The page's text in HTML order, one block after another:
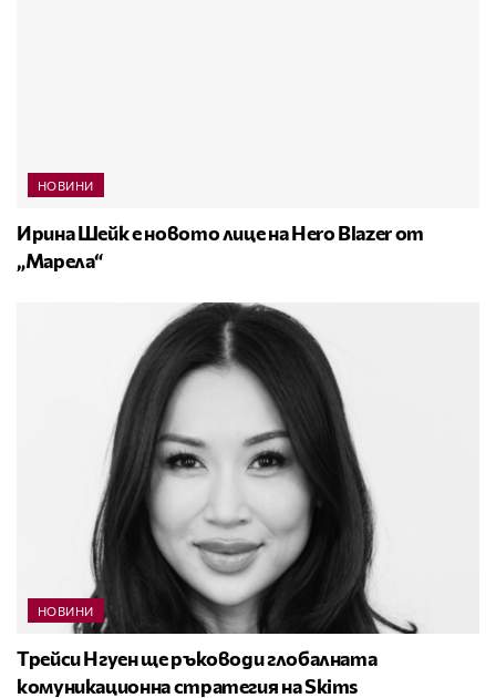
НОВИНИ
Ирина Шейк е новото лице на Hero Blazer от
„Марела“
НОВИНИ
Трейси Нгуен ще ръководи глобалната
комуникационна стратегия на Skims